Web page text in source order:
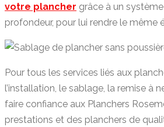
votre plancher grâce à un
profondeur, pour lui rendre le même
Pour tous les services liés aux
l’installation, le sablage, la remise à
faire confiance aux Planchers
prestations et des planchers de